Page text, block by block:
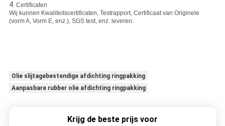
4. Certificaten
Wij kunnen Kwaliteitscertificaten, Testrapport, Certificaat van Originele
(vorm A, Vorm E, enz.), SGS test, enz. leveren.
Olie slijtagebestendige afdichting ringpakking
Aanpasbare rubber olie afdichting ringpakking
Krijg de beste prijs voor